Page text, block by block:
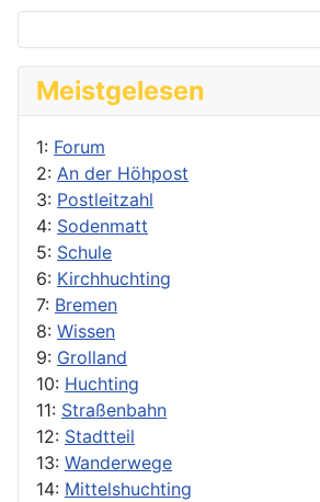
Meistgelesen
1: Forum
2: An der Höhpost
3: Postleitzahl
4: Sodenmatt
5: Schule
6: Kirchhuchting
7: Bremen
8: Wissen
9: Grolland
10: Huchting
11: Straßenbahn
12: Stadtteil
13: Wanderwege
14: Mittelshuchting